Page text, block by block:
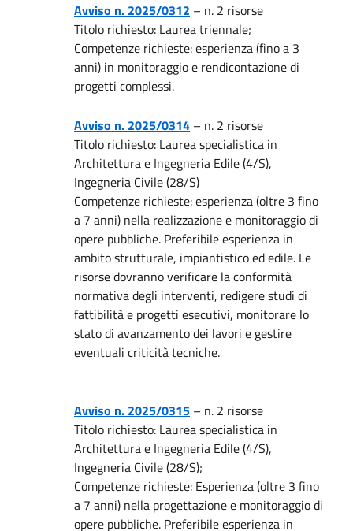
Avviso n. 2025/0312 – n. 2 risorse
Titolo richiesto: Laurea triennale;
Competenze richieste: esperienza (fino a 3
anni) in monitoraggio e rendicontazione di
progetti complessi.
Avviso n. 2025/0314 – n. 2 risorse
Titolo richiesto: Laurea specialistica in
Architettura e Ingegneria Edile (4/S),
Ingegneria Civile (28/S)
Competenze richieste: esperienza (oltre 3 fino
a 7 anni) nella realizzazione e monitoraggio di
opere pubbliche. Preferibile esperienza in
ambito strutturale, impiantistico ed edile. Le
risorse dovranno verificare la conformità
normativa degli interventi, redigere studi di
fattibilità e progetti esecutivi, monitorare lo
stato di avanzamento dei lavori e gestire
eventuali criticità tecniche.
Avviso n. 2025/0315 – n. 2 risorse
Titolo richiesto: Laurea specialistica in
Architettura e Ingegneria Edile (4/S),
Ingegneria Civile (28/S);
Competenze richieste: Esperienza (oltre 3 fino
a 7 anni) nella progettazione e monitoraggio di
opere pubbliche. Preferibile esperienza in